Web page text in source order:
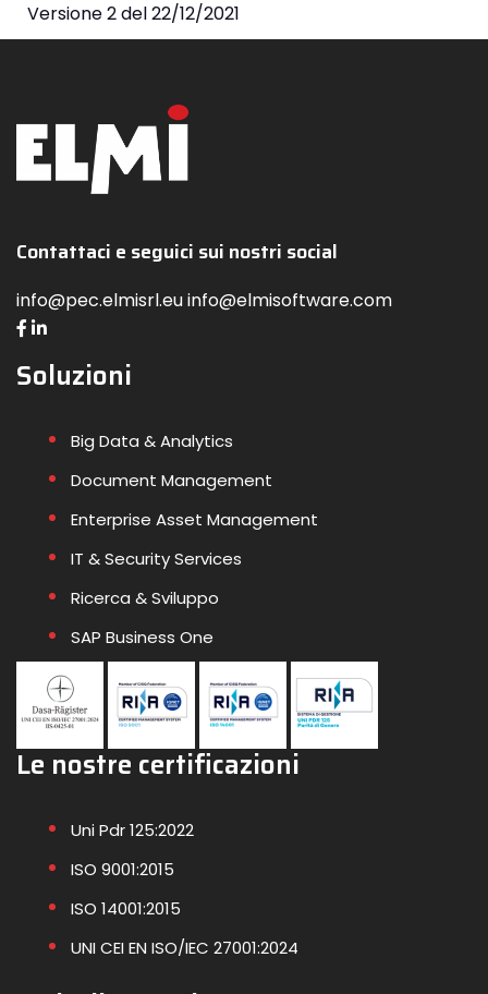
Versione 2 del 22/12/2021
Contattaci e seguici sui nostri social
info@pec.elmisrl.eu info@elmisoftware.com
Soluzioni
Big Data & Analytics
Document Management
Enterprise Asset Management
IT & Security Services
Ricerca & Sviluppo
SAP Business One
Le nostre certificazioni
Uni Pdr 125:2022
ISO 9001:2015
ISO 14001:2015
UNI CEI EN ISO/IEC 27001:2024